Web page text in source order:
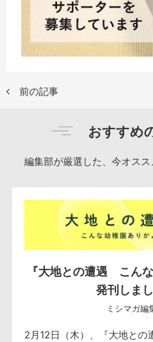
前の記事
おすすめ
編集部が厳選した、今オスス
『大地との遭遇 こん
発刊しま
ミシマガ編
2月12日（木）、『大地と